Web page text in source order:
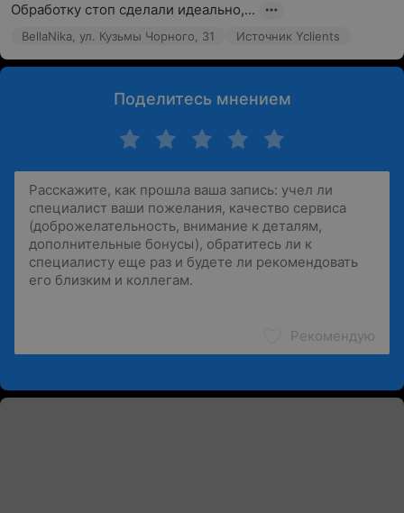
Обработку стоп сделали идеально,...
BellaNika, ул. Кузьмы Чорного, 31 Источник Yclients
Поделитесь мнением
Рекомендую